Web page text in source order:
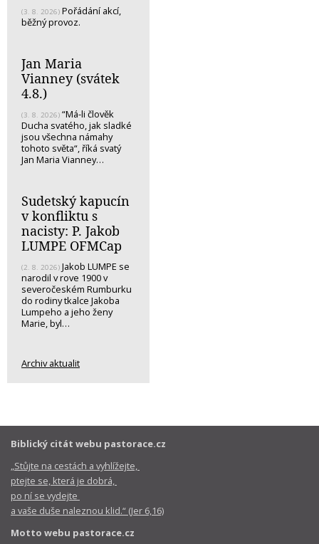
(3. 8. 2026) Pořádání akcí,
běžný provoz.
Jan Maria
Vianney (svátek
4.8.)
(3. 8. 2026) “Má-li člověk
Ducha svatého, jak sladké
jsou všechna námahy
tohoto světa“, říká svatý
Jan Maria Vianney…
Sudetský kapucín
v konfliktu s
nacisty: P. Jakob
LUMPE OFMCap
(2. 8. 2026) Jakob LUMPE se
narodil v rove 1900 v
severočeském Rumburku
do rodiny tkalce Jakoba
Lumpeho a jeho ženy
Marie, byl…
Archiv aktualit
Biblický citát webu pastorace.cz
„Stůjte na cestách a vyhlížejte,
ptejte se, která je dobrá,
po ní se vydejte
a vaše duše naleznou klid.“ (Jer 6,16)
Motto webu pastorace.cz